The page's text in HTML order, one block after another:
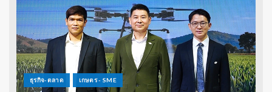
ธุรกิจ-ตลาด เกษตร - SME